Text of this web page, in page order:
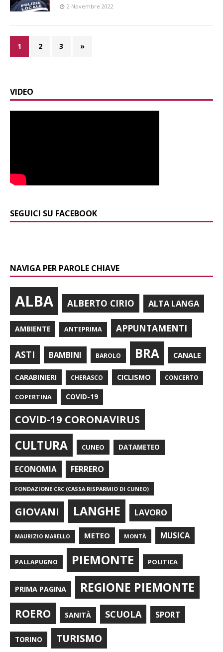
2 Novembre 2022
1 2 3 »
VIDEO
SEGUICI SU FACEBOOK
NAVIGA PER PAROLE CHIAVE
ALBA ALBERTO CIRIO ALTA LANGA
AMBIENTE ANTEPRIMA APPUNTAMENTI
ASTI BAMBINI BAROLO BRA CANALE
CARABINIERI CHERASCO CICLISMO CONCERTO
COPERTINA COVID-19
COVID-19 CORONAVIRUS
CULTURA CUNEO DATAMETEO
ECONOMIA FERRERO
FONDAZIONE CRC (CASSA RISPARMIO DI CUNEO)
GIOVANI LANGHE LAVORO
MAURIZIO MARELLO METEO MONTÀ MUSICA
PALLAPUGNO PIEMONTE POLITICA
PRIMA PAGINA REGIONE PIEMONTE
ROERO SANITÀ SCUOLA SPORT
TORINO TURISMO